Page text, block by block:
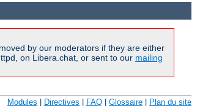
by our moderators if they are either
on Libera.chat, or sent to our mailing
Modules Directives FAQ Glossaire Plan du site